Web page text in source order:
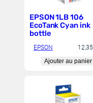
EPSON 1LB 106
EcoTank Cyan ink
bottle
EPSON 12,35
Ajouter au panier